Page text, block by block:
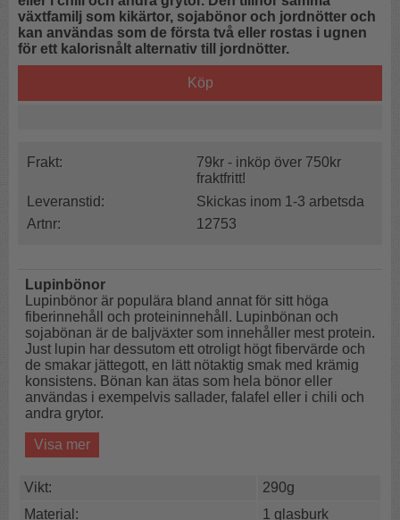
växtfamilj som kikärtor, sojabönor och jordnötter och
kan användas som de första två eller rostas i ugnen
för ett kalorisnålt alternativ till jordnötter.
Köp
Frakt:
79kr - inköp över 750kr
fraktfritt!
Leveranstid:
Skickas inom 1-3 arbetsda
Artnr:
12753
Lupinbönor
Lupinbönor är populära bland annat för sitt höga
fiberinnehåll och proteininnehåll. Lupinbönan och
sojabönan är de baljväxter som innehåller mest protein.
Just lupin har dessutom ett otroligt högt fibervärde och
de smakar jättegott, en lätt nötaktig smak med krämig
konsistens. Bönan kan ätas som hela bönor eller
användas i exempelvis sallader, falafel eller i chili och
andra grytor.
Lupinbönan tillhör samma växtfamilj som kikärtor,
sojabönor och jordnötter och kan användas som de
till jordnötter.
Visa mer
Vikt:
290g
Material:
1 glasburk